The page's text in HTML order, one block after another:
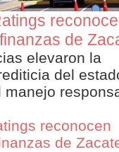
de
elevaron la
del
manejo
reconocen
de